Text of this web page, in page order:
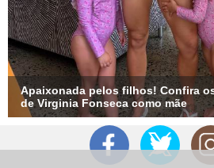
Apaixonada pelos filhos! Confira
de Virginia Fonseca como mãe